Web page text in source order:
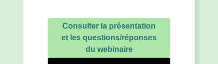
Consulter la présentation
et les questions/réponses
du webinaire